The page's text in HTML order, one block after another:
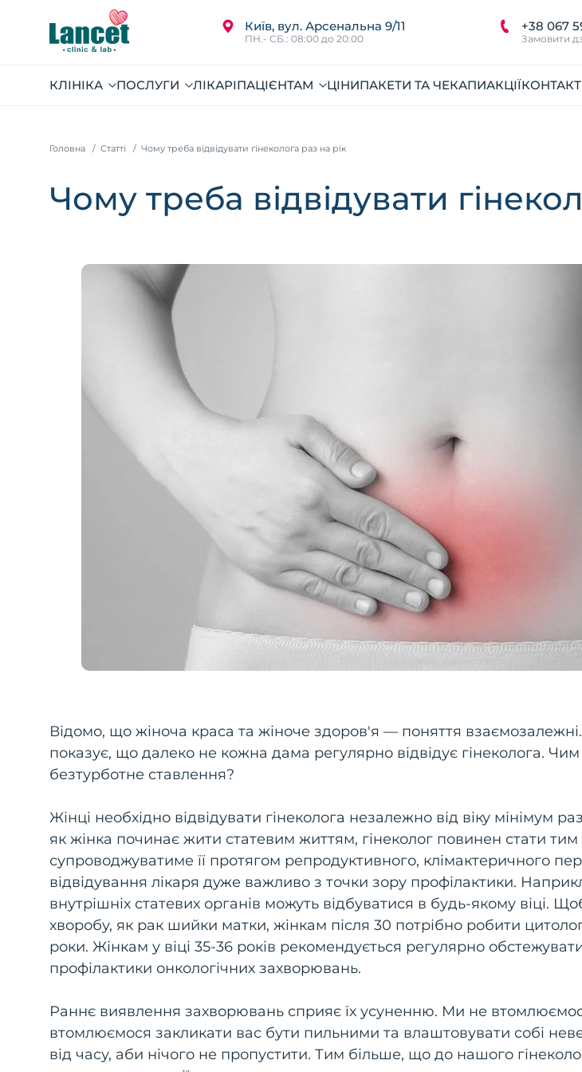
Київ, вул. Арсенальна 9/11
ПН.- СБ.: 08:00 до 20:00
+38 067
Замовити
КЛІНІКА ПОСЛУГИ ЛІКАРІПАЦІЄНТАМ ЦІНИПАКЕТИ ТА ЧЕКАПИАКЦІЇ
Головна Статті Чому треба відвідувати гінеколога раз на рік
Чому треба відвідувати
Відомо, що жіноча краса та жіноче здоров'я — поняття
показує, що далеко не кожна дама регулярно відвідує гінеколога.
безтурботне ставлення?
Жінці необхідно відвідувати гінеколога незалежно від віку мінімум
як жінка починає жити статевим життям, гінеколог повинен стати тим
супроводжуватиме її протягом репродуктивного, клімактеричного
відвідування лікаря дуже важливо з точки зору профілактики.
внутрішніх статевих органів можуть відбуватися в будь-якому віці.
хворобу, як рак шийки матки, жінкам після 30 потрібно робити
роки. Жінкам у віці 35-36 років рекомендується регулярно
профілактики онкологічних захворювань.
Раннє виявлення захворювань сприяє їх усуненню. Ми не
втомлюємося закликати вас бути пильними та влаштовувати собі
від часу, аби нічого не пропустити. Тим більше, що до нашого